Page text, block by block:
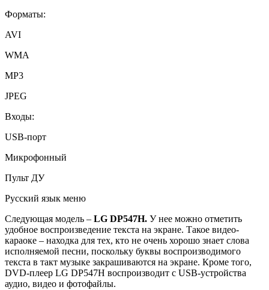
Форматы:
AVI
WMA
MP3
JPEG
Входы:
USB-порт
Микрофонный
Пульт ДУ
Русский язык меню
Следующая модель – LG DP547H. У нее можно отметить
удобное воспроизведение текста на экране. Такое видео-
караоке – находка для тех, кто не очень хорошо знает слова
исполняемой песни, поскольку буквы воспроизводимого
текста в такт музыке закрашиваются на экране. Кроме того,
DVD-плеер LG DP547H воспроизводит с USB-устройства
аудио, видео и фотофайлы.